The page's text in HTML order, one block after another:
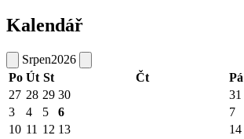
Kalendář
Srpen2026
Po Út St Čt Pá
27 28 29 30 31
3
4 5 6 7
10 11 12 13 14